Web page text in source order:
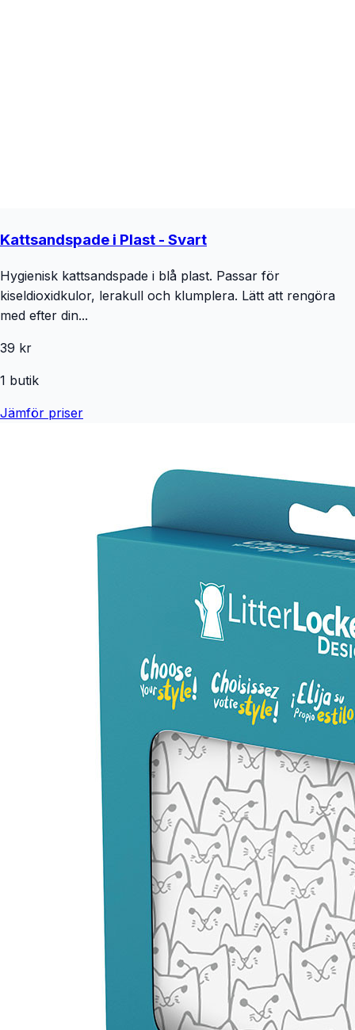
Kattsandspade i Plast - Svart
Hygienisk kattsandspade i blå plast. Passar för
kiseldioxidkulor, lerakull och klumplera. Lätt att rengöra
med efter din...
39 kr
1 butik
Jämför priser